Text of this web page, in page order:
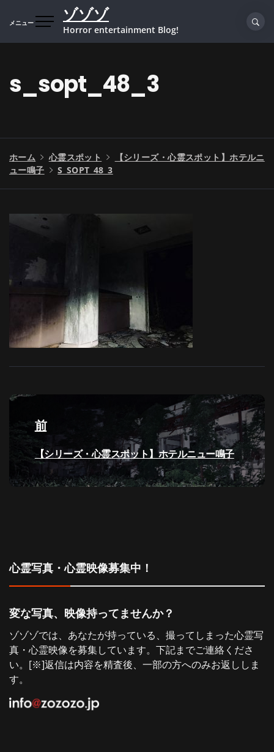
プ
メニュー ゾゾゾ
Horror entertainment Blog!
s_sopt_48_3
ホーム 心霊スポット
【シリーズ・心霊スポット】ホテルニ
ュー鳴子
S_SOPT_48_3
投
稿
ナ
ビ
シ
ョ
ン
前
過
去
の
【シリーズ・心霊スポット】ホテルニュー鳴子
心霊写真・心霊映像募集中！
変な写真、映像持ってませんか？
ゾゾゾでは、あなたが持っている、撮ってしまった心霊写
真・心霊映像を募集しています。下記までご連絡くださ
い。[※]返信は内容を精査後、一部の方へのみお返ししま
す。